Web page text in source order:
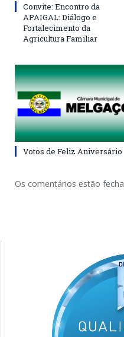
Convite: Encontro da
APAIGAL: Diálogo e
Fortalecimento da
Agricultura Familiar
Votos de Feliz Aniversário
Os comentários estão